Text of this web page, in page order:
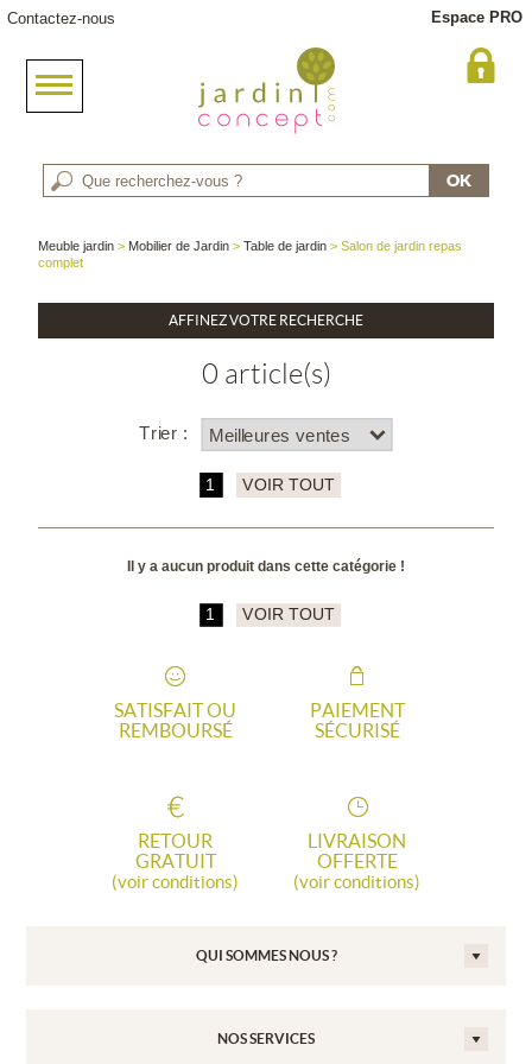
Contactez-nous Espace PRO
Meuble jardin > Mobilier de Jardin >Table de jardin > Salon de jardin repas
complet
AFFINEZ VOTRE RECHERCHE
0 article(s)
Trier :
1 VOIR TOUT
Il y a aucun produit dans cette catégorie !
1 VOIR TOUT
SATISFAIT OU
REMBOURSÉ
PAIEMENT
SÉCURISÉ
RETOUR
GRATUIT
(voir conditions)
LIVRAISON
OFFERTE
(voir conditions)
QUI SOMMES NOUS ?
NOS SERVICES